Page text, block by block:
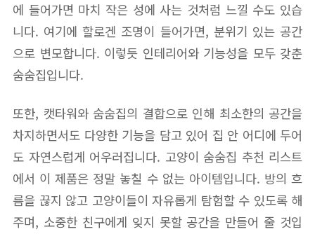
에 들어가면 마치 작은 성에 사는 것처럼 느낄 수도 있습
니다. 여기에 할로겐 조명이 들어가면, 분위기 있는 공간
으로 변모합니다. 이렇듯 인테리어와 기능성을 모두 갖춘
숨숨집입니다.
또한, 캣타워와 숨숨집의 결합으로 인해 최소한의 공간을
차지하면서도 다양한 기능을 담고 있어 집 안 어디에 두어
도 자연스럽게 어우러집니다. 고양이 숨숨집 추천 리스트
에서 이 제품은 정말 놓칠 수 없는 아이템입니다. 방의 흐
름을 끊지 않고 고양이들이 자유롭게 탐험할 수 있도록 해
주며, 소중한 친구에게 잊지 못할 공간을 만들어 줄 것입